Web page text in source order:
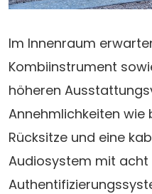
Im Innenraum
Kombiinstrument
höheren
Annehmlichkeiten
Rücksitze und eine
Audiosystem mit acht